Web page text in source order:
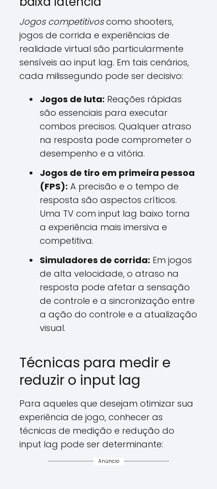
Jogos competitivoscomo shooters,
jogos de corrida e experiências de
realidade virtual são particularmente
sensíveis ao input lag. Em tais cenários,
cada milissegundo pode ser decisivo:
Jogos de luta: Reações rápidas
são essenciais para executar
combos precisos. Qualquer atraso
na resposta pode comprometer o
desempenho e a vitória.
Jogos de tiro em primeira pessoa
(FPS): A precisão e o tempo de
resposta são aspectos críticos.
Uma TV com input lag baixo torna
a experiência mais imersiva e
competitiva.
Simuladores de corrida: Em jogos
de alta velocidade, o atraso na
resposta pode afetar a sensação
de controle e a sincronização entre
a ação do controle e a atualização
visual.
Técnicas para medir e
reduzir o input lag
Para aqueles que desejam otimizar sua
experiência de jogo, conhecer as
técnicas de medição e redução do
input lag pode ser determinante:
Anúncio